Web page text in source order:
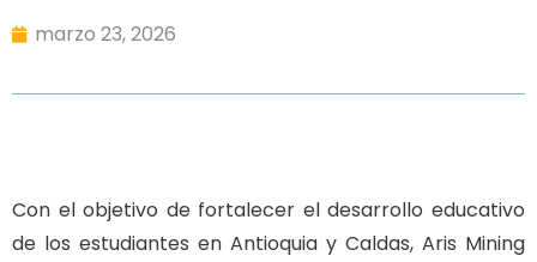
marzo 23, 2026
Con el objetivo de fortalecer el desarrollo educativo
de los estudiantes en Antioquia y Caldas, Aris Mining